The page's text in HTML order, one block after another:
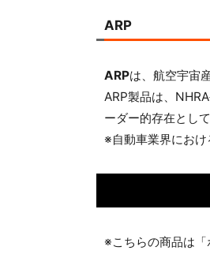
ARP
ARPは、航空宇宙
ARP製品は、
ーダー的存在とし
※自動車業界にお
※こちらの商品は